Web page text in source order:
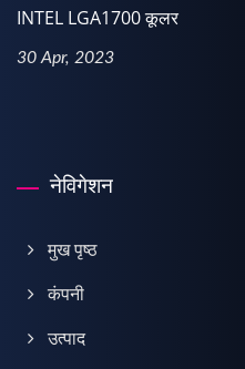
INTEL LGA1700 कूलर
30 Apr, 2023
नेविगेशन
मुख पृष्ठ
कंपनी
उत्पाद